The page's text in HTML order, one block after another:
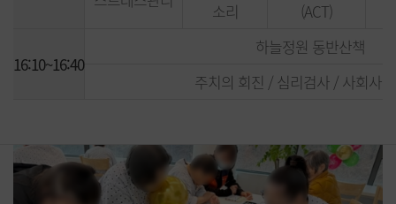
소리
(ACT)
16:10~16:40
하늘정원 동반산책
주치의 회진 / 심리검사 / 사회사